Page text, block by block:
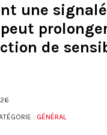
une
de
: GÉNÉRAL